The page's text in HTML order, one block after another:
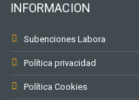
INFORMACION
Subenciones Labora
Política privacidad
Política Cookies